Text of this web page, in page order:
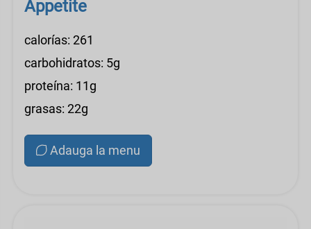
Appetite
calorías: 261
carbohidratos: 5g
proteína: 11g
grasas: 22g
Adauga la menu